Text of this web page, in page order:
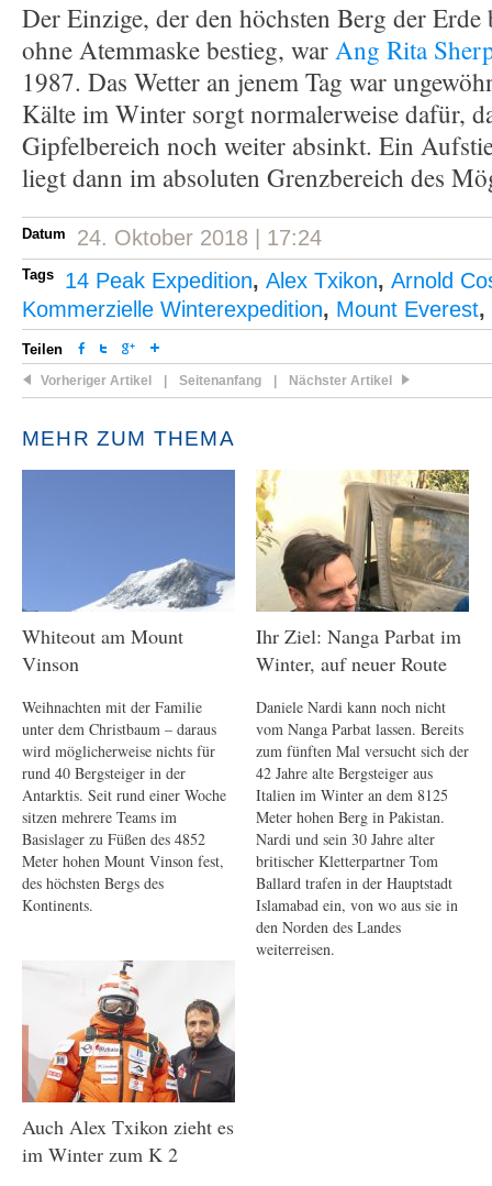
Der Einzige, der den höchsten Berg der
ohne Atemmaske bestieg, warAng Rita
1987. Das Wetter an jenem Tag war
Kälte im Winter sorgt normalerweise dafür,
Gipfelbereich noch weiter absinkt. Ein
liegt dann im absoluten Grenzbereich des
Datum 24. Oktober 2018 | 17:24
Tags 14 Peak Expedition, Alex Txikon, Arnold
Kommerzielle Winterexpedition, Mount Everest,
Teilen
Vorheriger Artikel Seitenanfang Nächster Artikel
MEHR ZUM THEMA
Whiteout am Mount
Vinson
Weihnachten mit der Familie
unter dem Christbaum – daraus
wird möglicherweise nichts für
rund 40 Bergsteiger in der
Antarktis. Seit rund einer Woche
sitzen mehrere Teams im
Basislager zu Füßen des 4852
Meter hohen Mount Vinson fest,
des höchsten Bergs des
Kontinents.
Ihr Ziel: Nanga Parbat im
Winter, auf neuer Route
Daniele Nardi kann noch nicht
vom Nanga Parbat lassen. Bereits
zum fünften Mal versucht sich der
42 Jahre alte Bergsteiger aus
Italien im Winter an dem 8125
Meter hohen Berg in Pakistan.
Nardi und sein 30 Jahre alter
britischer Kletterpartner Tom
Ballard trafen in der Hauptstadt
Islamabad ein, von wo aus sie in
den Norden des Landes
weiterreisen.
Auch Alex Txikon zieht es
im Winter zum K 2